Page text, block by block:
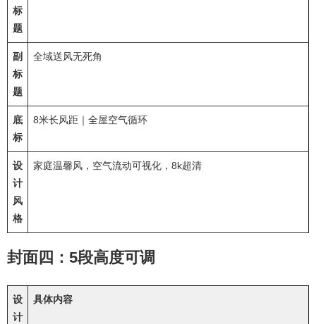
标
题
副
标
题
全域送风无死角
底
标
8米长风距｜全屋空气循环
设
计
风
格
家庭温馨风，空气流动可视化，8k超清
封面四：5段高度可调
设
计
具体内容